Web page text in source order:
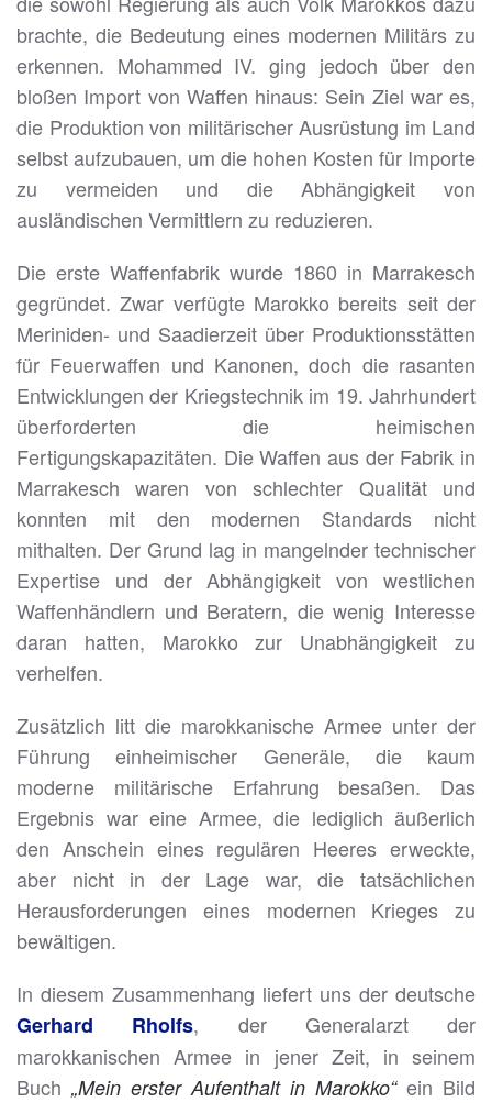
brachte, die Bedeutung eines modernen Militärs zu
erkennen. Mohammed IV. ging jedoch über den
bloßen Import von Waffen hinaus: Sein Ziel war es,
die Produktion von militärischer Ausrüstung im Land
selbst aufzubauen, um die hohen Kosten für Importe
zu vermeiden und die Abhängigkeit von
ausländischen Vermittlern zu reduzieren.
Die erste Waffenfabrik wurde 1860 in Marrakesch
gegründet. Zwar verfügte Marokko bereits seit der
Meriniden- und Saadierzeit über Produktionsstätten
für Feuerwaffen und Kanonen, doch die rasanten
Entwicklungen der Kriegstechnik im 19. Jahrhundert
überforderten die heimischen
Fertigungskapazitäten. Die Waffen aus der Fabrik in
Marrakesch waren von schlechter Qualität und
konnten mit den modernen Standards nicht
mithalten. Der Grund lag in mangelnder technischer
Expertise und der Abhängigkeit von westlichen
Waffenhändlern und Beratern, die wenig Interesse
daran hatten, Marokko zur Unabhängigkeit zu
verhelfen.
Zusätzlich litt die marokkanische Armee unter der
Führung einheimischer Generäle, die kaum
moderne militärische Erfahrung besaßen. Das
Ergebnis war eine Armee, die lediglich äußerlich
den Anschein eines regulären Heeres erweckte,
aber nicht in der Lage war, die tatsächlichen
Herausforderungen eines modernen Krieges zu
bewältigen.
In diesem Zusammenhang liefert uns der deutsche
Gerhard Rholfs, der Generalarzt der
marokkanischen Armee in jener Zeit, in seinem
Buch „Mein erster Aufenthalt in Marokko“ein Bild